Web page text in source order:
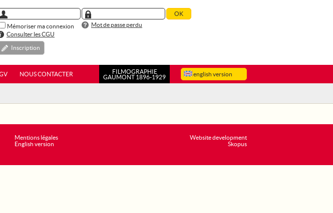
Mémoriser ma connexion
Mot de passe perdu
Consulter les CGU
Inscription
english version
NOUS CONTACTER
FILMOGRAPHIE
GAUMONT 1896-1929
Website development
Skopus
Mentions légales
English version